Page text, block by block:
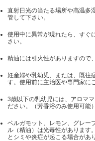
直射日光の当たる場所や高温多
管して下さい。
使用中に異常が現れたら、すぐ
さい。
精油には引火性がありますので
妊産婦や乳幼児、または、既往
す。使用前に主治医や専門家に
3歳以下の乳幼児には、アロマ
ださい。（芳香浴のみ使用可能）
ベルガモット、レモン、グレー
ル（精油）は光毒性があります
とシミや炎症が起こる場合があ